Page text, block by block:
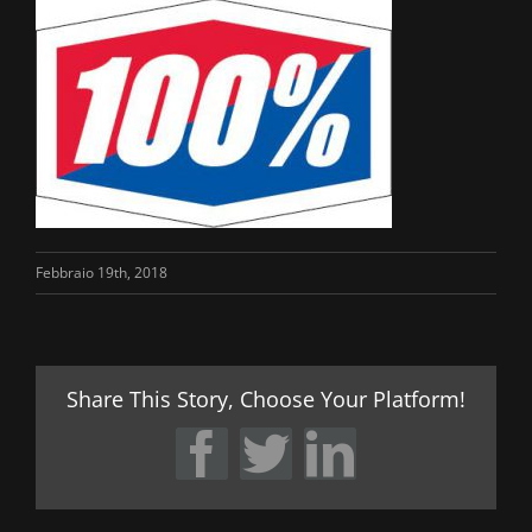
Febbraio 19th, 2018
Share This Story, Choose Your Platform!
Facebook
TwitterLinkedIn